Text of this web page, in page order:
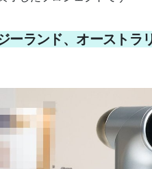
ーランド、オーストラ